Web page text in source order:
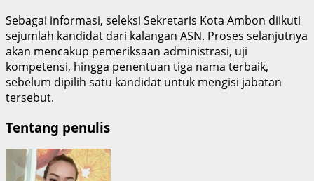
Sebagai informasi, seleksi Sekretaris Kota Ambon diikuti
sejumlah kandidat dari kalangan ASN. Proses selanjutnya
akan mencakup pemeriksaan administrasi, uji
kompetensi, hingga penentuan tiga nama terbaik,
sebelum dipilih satu kandidat untuk mengisi jabatan
tersebut.
Tentang penulis